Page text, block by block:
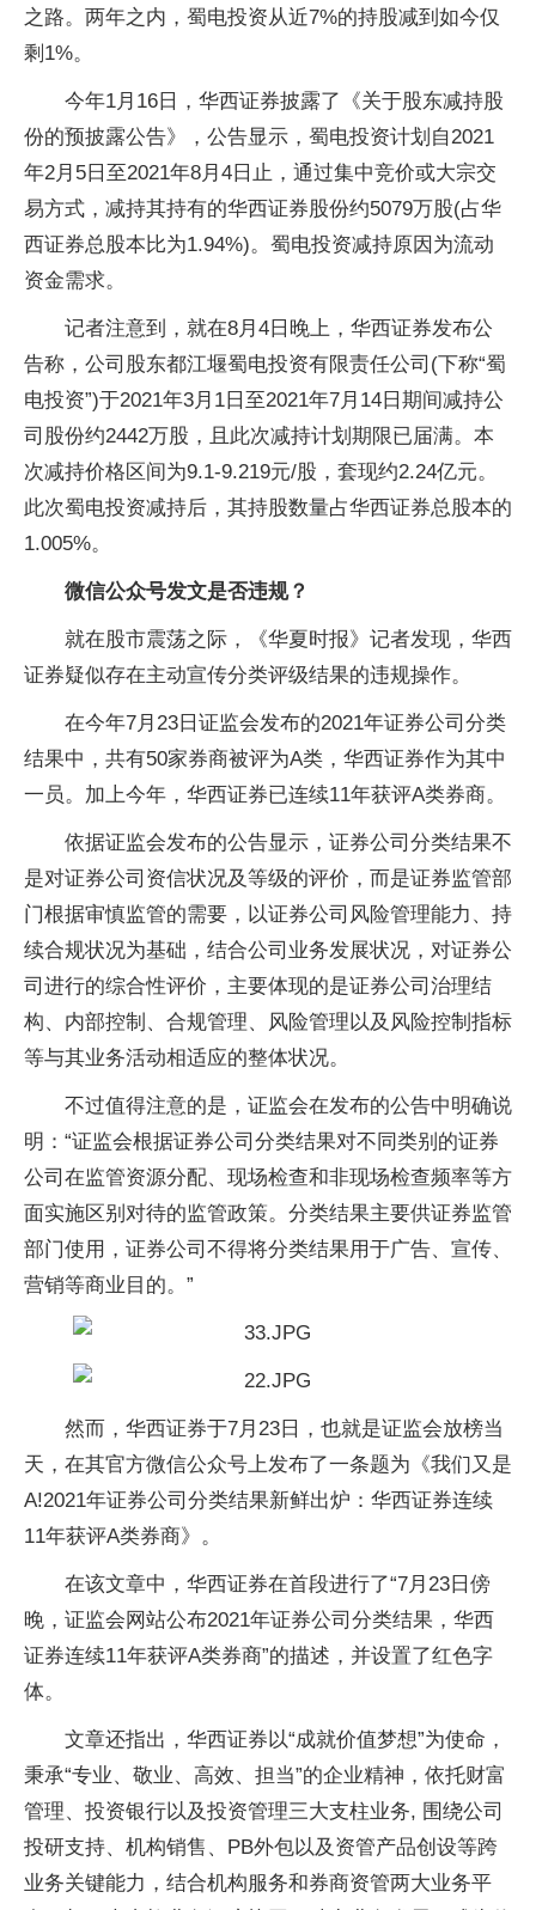
之路。两年之内，蜀电投资从近7%的持股减到如今仅
剩1%。
今年1月16日，华西证券披露了《关于股东减持股
份的预披露公告》，公告显示，蜀电投资计划自2021
年2月5日至2021年8月4日止，通过集中竞价或大宗交
易方式，减持其持有的华西证券股份约5079万股(占华
西证券总股本比为1.94%)。蜀电投资减持原因为流动
资金需求。
记者注意到，就在8月4日晚上，华西证券发布公
告称，公司股东都江堰蜀电投资有限责任公司(下称“蜀
电投资”)于2021年3月1日至2021年7月14日期间减持公
司股份约2442万股，且此次减持计划期限已届满。本
次减持价格区间为9.1-9.219元/股，套现约2.24亿元。
此次蜀电投资减持后，其持股数量占华西证券总股本的
1.005%。
微信公众号发文是否违规？
就在股市震荡之际，《华夏时报》记者发现，华西
证券疑似存在主动宣传分类评级结果的违规操作。
在今年7月23日证监会发布的2021年证券公司分类
结果中，共有50家券商被评为A类，华西证券作为其中
一员。加上今年，华西证券已连续11年获评A类券商。
依据证监会发布的公告显示，证券公司分类结果不
是对证券公司资信状况及等级的评价，而是证券监管部
门根据审慎监管的需要，以证券公司风险管理能力、持
续合规状况为基础，结合公司业务发展状况，对证券公
司进行的综合性评价，主要体现的是证券公司治理结
构、内部控制、合规管理、风险管理以及风险控制指标
等与其业务活动相适应的整体状况。
不过值得注意的是，证监会在发布的公告中明确说
明：“证监会根据证券公司分类结果对不同类别的证券
公司在监管资源分配、现场检查和非现场检查频率等方
面实施区别对待的监管政策。分类结果主要供证券监管
部门使用，证券公司不得将分类结果用于广告、宣传、
营销等商业目的。”
然而，华西证券于7月23日，也就是证监会放榜当
天，在其官方微信公众号上发布了一条题为《我们又是
A!2021年证券公司分类结果新鲜出炉：华西证券连续
11年获评A类券商》。
在该文章中，华西证券在首段进行了“7月23日傍
晚，证监会网站公布2021年证券公司分类结果，华西
证券连续11年获评A类券商”的描述，并设置了红色字
体。
文章还指出，华西证券以“成就价值梦想”为使命，
秉承“专业、敬业、高效、担当”的企业精神，依托财富
管理、 投资银行以及投资管理三大支柱业务, 围绕公司
投研支持、机构销售、PB外包以及资管产品创设等跨
业务关键能力，结合机构服务和券商资管两大业务平